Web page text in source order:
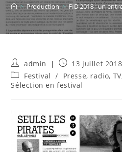
> Production > FID 2018 : un
Auteur/autrice
de
la
publication :
admin
Publication
publiée :
13 juillet 2018
Post
category:
Festival / Presse, radio,
Sélection en festival